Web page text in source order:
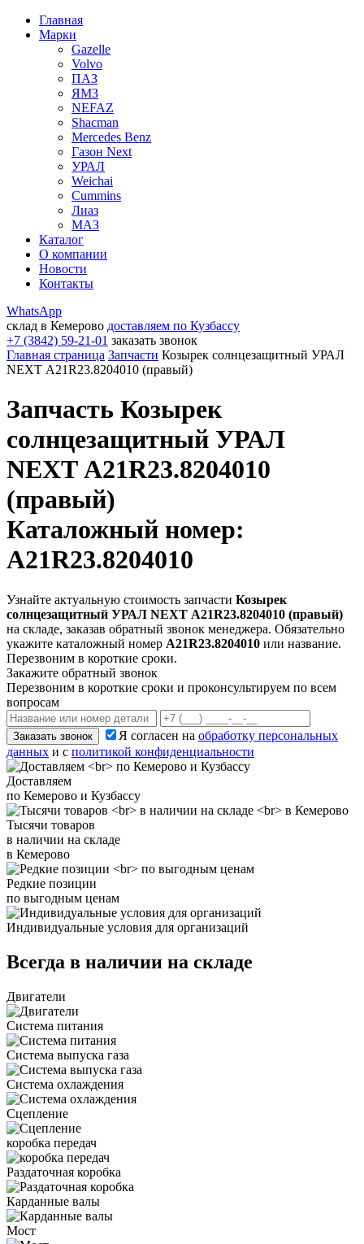
Главная
Марки
Gazelle
Volvo
ПАЗ
ЯМЗ
NEFAZ
Shacman
Mercedes Benz
Газон Next
УРАЛ
Weichai
Cummins
Лиаз
МАЗ
Каталог
О компании
Новости
Контакты
WhatsApp
склад в Кемерово доставляем по Кузбассу
+7 (3842) 59-21-01 заказать звонок
Главная страница Запчасти Козырек солнцезащитный УРАЛ
NEXT А21R23.8204010 (правый)
Запчасть Козырек
солнцезащитный УРАЛ
NEXT А21R23.8204010
(правый)
Каталожный номер:
А21R23.8204010
Узнайте актуальную стоимость запчасти Козырек
солнцезащитный УРАЛ NEXT А21R23.8204010 (правый)
на складе, заказав обратный звонок менеджера. Обязательно
укажите каталожный номер А21R23.8204010 или название.
Перезвоним в короткие сроки.
Закажите обратный звонок
Перезвоним в короткие сроки и проконсультируем по всем
вопросам
Заказать звонок Я согласен на обработку персональных
данных и с политикой конфиденциальности
Доставляем
по Кемерово и Кузбассу
Тысячи товаров
в наличии на складе
в Кемерово
Редкие позиции
по выгодным ценам
Индивидуальные условия для организаций
Всегда в наличии на складе
Двигатели
Система питания
Система выпуска газа
Система охлаждения
Сцепление
коробка передач
Раздаточная коробка
Карданные валы
Мост